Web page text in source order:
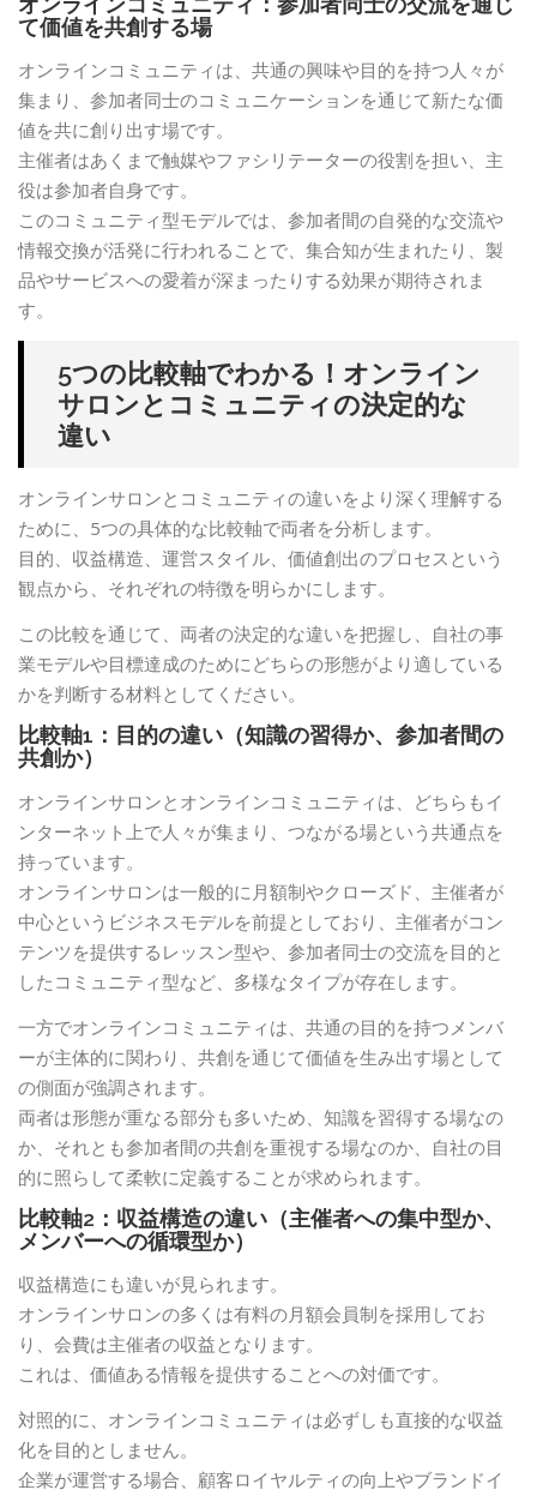
て価値を共創する場
オンラインコミュニティは、共通の興味や目的を持つ人々が
集まり、参加者同士のコミュニケーションを通じて新たな価
値を共に創り出す場です。
主催者はあくまで触媒やファシリテーターの役割を担い、主
役は参加者自身です。
このコミュニティ型モデルでは、参加者間の自発的な交流や
情報交換が活発に行われることで、集合知が生まれたり、製
品やサービスへの愛着が深まったりする効果が期待されま
す。
5つの比較軸でわかる！オンライン
サロンとコミュニティの決定的な
違い
オンラインサロンとコミュニティの違いをより深く理解する
ために、5つの具体的な比較軸で両者を分析します。
目的、収益構造、運営スタイル、価値創出のプロセスという
観点から、それぞれの特徴を明らかにします。
この比較を通じて、両者の決定的な違いを把握し、自社の事
業モデルや目標達成のためにどちらの形態がより適している
かを判断する材料としてください。
比較軸1：目的の違い（知識の習得か、参加者間の
共創か）
オンラインサロンとオンラインコミュニティは、どちらもイ
ンターネット上で人々が集まり、つながる場という共通点を
持っています。
オンラインサロンは一般的に月額制やクローズド、主催者が
中心というビジネスモデルを前提としており、主催者がコン
テンツを提供するレッスン型や、参加者同士の交流を目的と
したコミュニティ型など、多様なタイプが存在します。
一方でオンラインコミュニティは、共通の目的を持つメンバ
ーが主体的に関わり、共創を通じて価値を生み出す場として
の側面が強調されます。
両者は形態が重なる部分も多いため、知識を習得する場なの
か、それとも参加者間の共創を重視する場なのか、自社の目
的に照らして柔軟に定義することが求められます。
比較軸2：収益構造の違い（主催者への集中型か、
メンバーへの循環型か）
収益構造にも違いが見られます。
オンラインサロンの多くは有料の月額会員制を採用してお
り、会費は主催者の収益となります。
これは、価値ある情報を提供することへの対価です。
対照的に、オンラインコミュニティは必ずしも直接的な収益
化を目的としません。
企業が運営する場合、顧客ロイヤルティの向上やブランドイ